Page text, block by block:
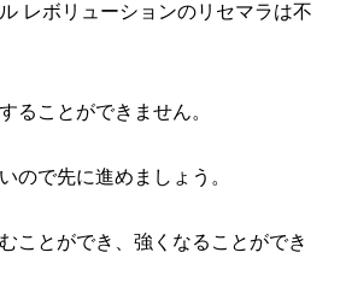
レボリューションのリセマラは不
ることができません。
ので先に進めましょう。
ことができ、強くなることができ